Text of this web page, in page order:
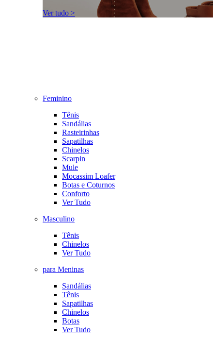
Ver tudo >
Feminino
Tênis
Sandálias
Rasteirinhas
Sapatilhas
Chinelos
Scarpin
Mule
Mocassim Loafer
Botas e Coturnos
Conforto
Ver Tudo
Masculino
Tênis
Chinelos
Ver Tudo
para Meninas
Sandálias
Tênis
Sapatilhas
Chinelos
Botas
Ver Tudo